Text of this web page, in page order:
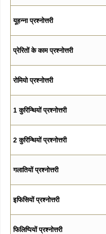
यूहन्ना प्रश्नोत्तरी
प्रेरितों के काम प्रश्नोत्तरी
रोमियो प्रश्नोत्तरी
1 कुरिन्थियों प्रश्नोत्तरी
2 कुरिन्थियों प्रश्नोत्तरी
गलातियों प्रश्नोत्तरी
इफिसियों प्रश्नोत्तरी
फिलिप्पियों प्रश्नोत्तरी